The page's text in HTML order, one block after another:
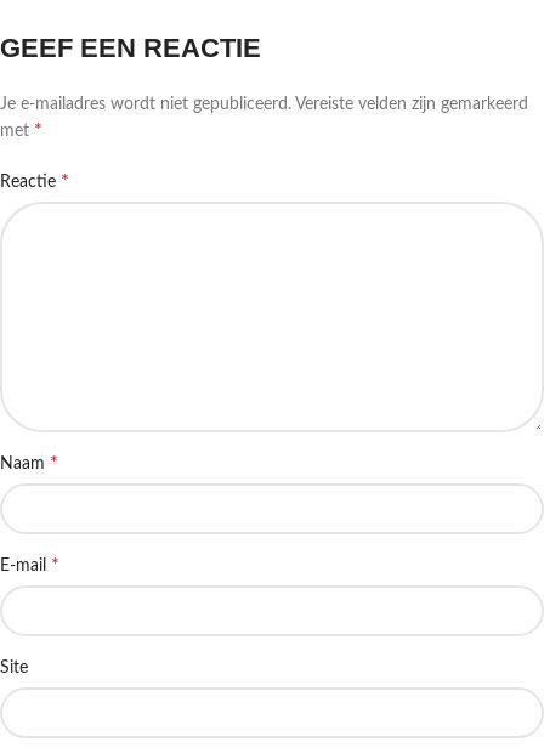
GEEF EEN REACTIE
Je e-mailadres wordt niet gepubliceerd. Vereiste velden zijn gemarkeerd
met *
Reactie *
Naam *
E-mail *
Site